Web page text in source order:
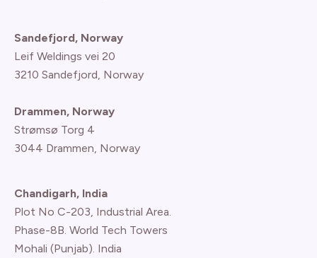
Sandefjord, Norway
Leif Weldings vei 20
3210 Sandefjord, Norway
Drammen, Norway
Strømsø Torg 4
3044 Drammen, Norway
Chandigarh, India
Plot No C-203, Industrial Area.
Phase-8B. World Tech Towers
Mohali (Punjab). India